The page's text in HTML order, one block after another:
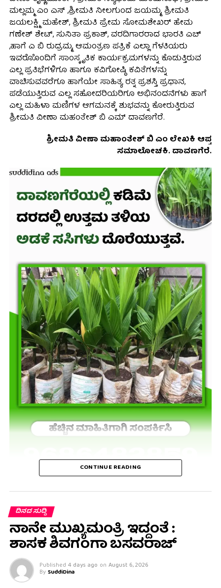
ಮಲ್ಲಮ್ಮ ಎಂ ಎಸ್ ,ಶ್ರೀಮತಿ ನೀಲಗುಂದ ಜಯಮ್ಮ, ಶ್ರೀಮತಿ
ಜಯಲಕ್ಷ್ಮಿ ಮಹೇಶ್, ಶ್ರೀಮತಿ ಪ್ರೇಮ ಸೋಮಶೇಖರ್ ಹೇಮ
ಗಣೇಶ್ ಶೇಟ್, ಸುನಿತಾ ಪ್ರಕಾಶ್, ವರದಿಗಾರರಾದ ಭಾರತಿ ಎಚ್
,ಹಾಗೆ ಎ ಬಿ ರುದ್ರಮ್ಮ, ಆಮಂತ್ರಣ ಪತ್ರಿಕೆ ಎಲ್ಲಾ ಗೆಳತಿಯರು
ಇವರೊೊಂದಿಗೆ ಸಾಂಸ್ಕೃತಿಕ ಕಾರ್ಯಕ್ರಮಗಳನ್ನು ಕೊಡುತ್ತಿರುವ
ಎಲ್ಲ ಪ್ರತಿಭೆಗಳಿಗೂ ಹಾಗೂ ಕವಿಗೋಷ್ಠಿ ಕವಿತೆಗಳನ್ನು
ವಾಚಿಸುವವರೆಗೂ ಹಾಗೆಯೇ ಸಾಹಿತ್ಯ ರತ್ನ ಪ್ರಶಸ್ತಿ ಪ್ರಧಾನ,
ಪಡೆಯುತ್ತಿರುವ ಎಲ್ಲ ಸಹೋದರಿಯರಿಗೂ ಅಭಿನಂದನೆಗಳು ಹಾಗೆ
ಎಲ್ಲ ಮಹಿಳಾ ಮಣಿಗಳ ಆಗಮನಕ್ಕೆ ಶುಭವನ್ನು ಕೋರುತ್ತಿರುವ
ಶ್ರೀಮತಿ ವೀಣಾ ಮಹಂತೇಶ್ ಬಿ ಎಮ್ ದಾವಣಗೆರೆ.
ಶ್ರೀಮತಿ ವೀಣಾ ಮಹಾಂತೇಶ್ ಬಿ ಎಂ ಲೇಖಕಿ ಆಪ್ತ
ಸಮಾಲೋಚಕಿ. ದಾವಣಗೆರೆ.
CONTINUE READING
ದಿನದ ಸುದ್ದಿ
ನಾನೇ ಮುಖ್ಯಮಂತ್ರಿ ಇದ್ದಂತೆ :
ಶಾಸಕ ಶಿವಗಂಗಾ ಬಸವರಾಜ್
Published 4 days ago on August 6, 2026
By SuddiDina